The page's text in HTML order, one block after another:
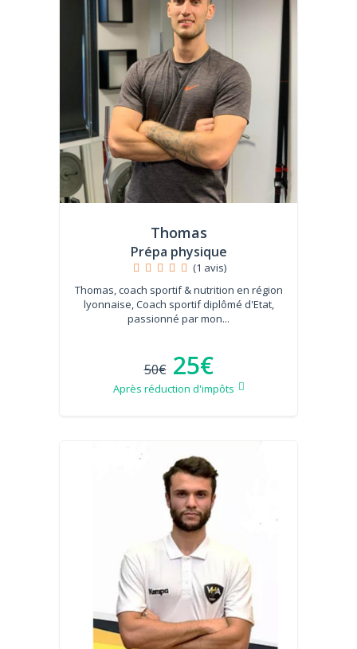
Thomas
Prépa physique
(1 avis)
Thomas, coach sportif & nutrition en région
lyonnaise, Coach sportif diplômé d'Etat,
passionné par mon...
50€ 25€
Après réduction d'impôts